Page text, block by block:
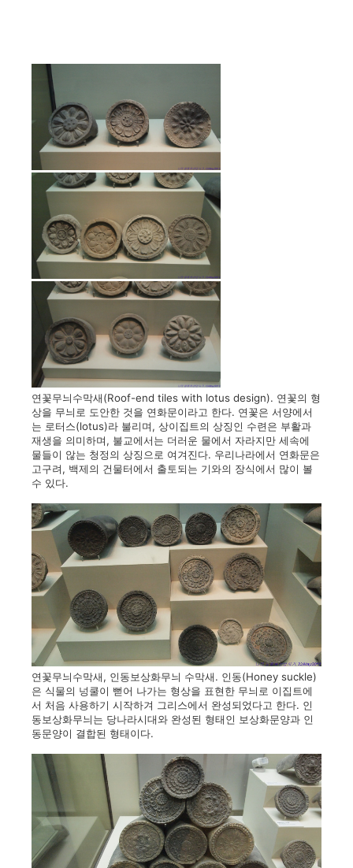
연꽃무늬수막새(Roof-end tiles with lotus design). 연꽃의 형
상을 무늬로 도안한 것을 연화문이라고 한다. 연꽃은 서양에서
는 로터스(lotus)라 불리며, 상이집트의 상징인 수련은 부활과
재생을 의미하며, 불교에서는 더러운 물에서 자라지만 세속에
물들이 않는 청정의 상징으로 여겨진다. 우리나라에서 연화문은
고구려, 백제의 건물터에서 출토되는 기와의 장식에서 많이 볼
수 있다.
연꽃무늬수막새, 인동보상화무늬 수막새. 인동(Honey suckle)
은 식물의 넝쿨이 뻗어 나가는 형상을 표현한 무늬로 이집트에
서 처음 사용하기 시작하겨 그리스에서 완성되었다고 한다. 인
동보상화무늬는 당나라시대와 완성된 형태인 보상화문양과 인
동문양이 결합된 형태이다.